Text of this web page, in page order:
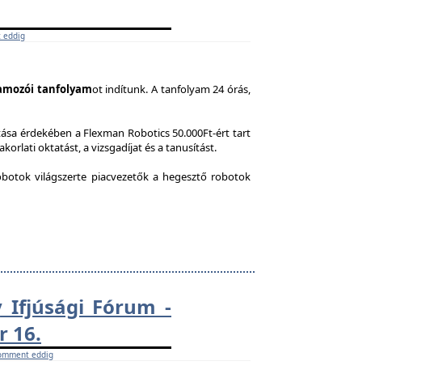
eddig
tanfolyamot indítunk. A tanfolyam 24 órás,
érdekében a Flexman Robotics 50.000Ft-ért tart
oktatást, a vizsgadíjat és a tanusítást.
világszerte piacvezetők a hegesztő robotok
Ifjúsági Fórum -
16.
eddig